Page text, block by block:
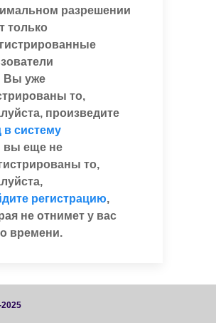
разрешении
только
Вы уже
то,
произведите
в систему
вы еще не
то,
регистрацию,
не отнимет у вас
времени.